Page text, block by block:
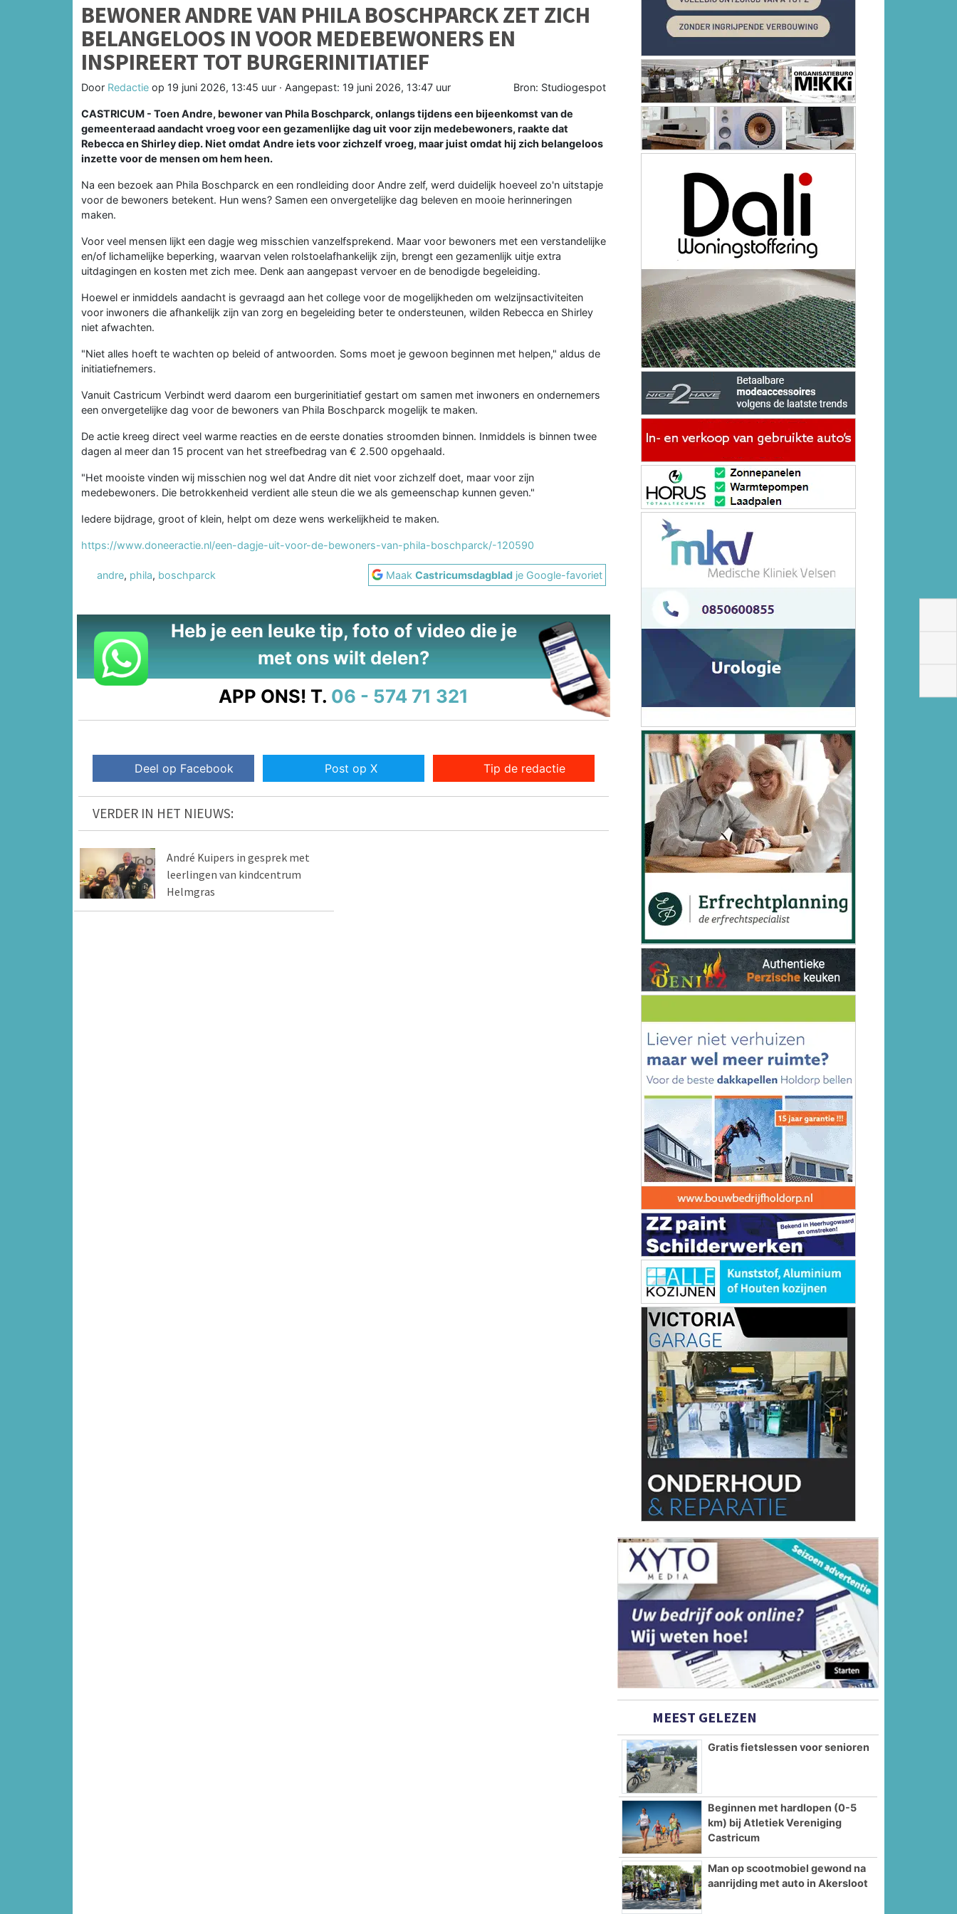
BEWONER ANDRE VAN PHILA BOSCHPARCK ZET ZICH
BELANGELOOS IN VOOR MEDEBEWONERS EN
INSPIREERT TOT BURGERINITIATIEF
Door Redactie op 19 juni 2026, 13:45 uur · Aangepast: 19 juni 2026, 13:47 uur Bron: Studiogespot
CASTRICUM - Toen Andre, bewoner van Phila Boschparck, onlangs tijdens een bijeenkomst van de
gemeenteraad aandacht vroeg voor een gezamenlijke dag uit voor zijn medebewoners, raakte dat
Rebecca en Shirley diep. Niet omdat Andre iets voor zichzelf vroeg, maar juist omdat hij zich belangeloos
inzette voor de mensen om hem heen.
Na een bezoek aan Phila Boschparck en een rondleiding door Andre zelf, werd duidelijk hoeveel zo'n uitstapje
voor de bewoners betekent. Hun wens? Samen een onvergetelijke dag beleven en mooie herinneringen
maken.
Voor veel mensen lijkt een dagje weg misschien vanzelfsprekend. Maar voor bewoners met een verstandelijke
en/of lichamelijke beperking, waarvan velen rolstoelafhankelijk zijn, brengt een gezamenlijk uitje extra
uitdagingen en kosten met zich mee. Denk aan aangepast vervoer en de benodigde begeleiding.
Hoewel er inmiddels aandacht is gevraagd aan het college voor de mogelijkheden om welzijnsactiviteiten
voor inwoners die afhankelijk zijn van zorg en begeleiding beter te ondersteunen, wilden Rebecca en Shirley
niet afwachten.
"Niet alles hoeft te wachten op beleid of antwoorden. Soms moet je gewoon beginnen met helpen," aldus de
initiatiefnemers.
Vanuit Castricum Verbindt werd daarom een burgerinitiatief gestart om samen met inwoners en ondernemers
een onvergetelijke dag voor de bewoners van Phila Boschparck mogelijk te maken.
De actie kreeg direct veel warme reacties en de eerste donaties stroomden binnen. Inmiddels is binnen twee
dagen al meer dan 15 procent van het streefbedrag van € 2.500 opgehaald.
"Het mooiste vinden wij misschien nog wel dat Andre dit niet voor zichzelf doet, maar voor zijn
medebewoners. Die betrokkenheid verdient alle steun die we als gemeenschap kunnen geven."
Iedere bijdrage, groot of klein, helpt om deze wens werkelijkheid te maken.
https://www.doneeractie.nl/een-dagje-uit-voor-de-bewoners-van-phila-boschparck/-120590
andre, phila, boschparck MaakCastricumsdagblad je Google-favoriet
Heb je een leuke tip, foto of video die je
met ons wilt delen?
APP ONS! T. 06 - 574 71 321
Deel op Facebook Post op X Tip de redactie
VERDER IN HET NIEUWS:
André Kuipers in gesprek met
leerlingen van kindcentrum
Helmgras
MEEST GELEZEN
Gratis fietslessen voor senioren
Beginnen met hardlopen (0-5
km) bij Atletiek Vereniging
Castricum
Man op scootmobiel gewond na
aanrijding met auto in Akersloot